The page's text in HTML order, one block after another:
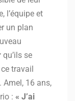
l’équipe et
un plan
qu’ils se
travail
Amel, 16 ans,
: « J’ai